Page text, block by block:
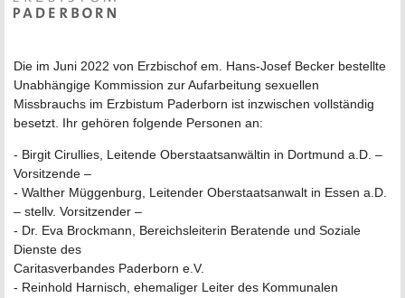
Die im Juni 2022 von Erzbischof em. Hans-Josef Becker bestellte
Unabhängige Kommission zur Aufarbeitung sexuellen
Missbrauchs im Erzbistum Paderborn ist inzwischen vollständig
besetzt. Ihr gehören folgende Personen an:
- Birgit Cirullies, Leitende Oberstaatsanwältin in Dortmund a.D. –
Vorsitzende –
- Walther Müggenburg, Leitender Oberstaatsanwalt in Essen a.D.
– stellv. Vorsitzender –
- Dr. Eva Brockmann, Bereichsleiterin Beratende und Soziale
Dienste des
Caritasverbandes Paderborn e.V.
- Reinhold Harnisch, ehemaliger Leiter des Kommunalen